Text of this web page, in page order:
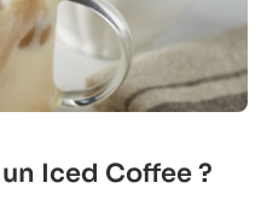
Iced Coffee ?